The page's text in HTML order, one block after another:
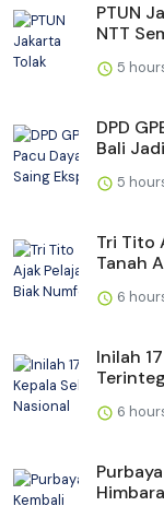
PTUN
NTT
5
DPD
Bali
5
Tri Tito
Tanah
6
Inilah
6